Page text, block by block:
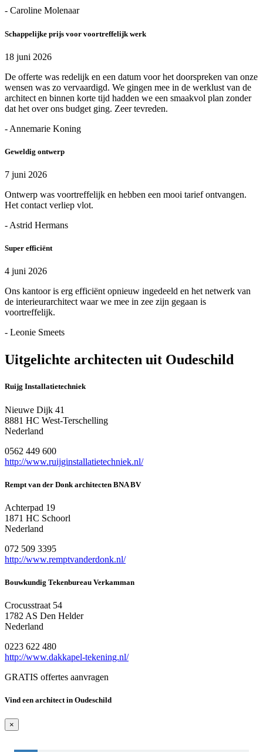
- Caroline Molenaar
Schappelijke prijs voor voortreffelijk werk
18 juni 2026
De offerte was redelijk en een datum voor het doorspreken van onze
wensen was zo vervaardigd. We gingen mee in de werklust van de
architect en binnen korte tijd hadden we een smaakvol plan zonder
dat het over ons budget ging. Zeer tevreden.
- Annemarie Koning
Geweldig ontwerp
7 juni 2026
Ontwerp was voortreffelijk en hebben een mooi tarief ontvangen.
Het contact verliep vlot.
- Astrid Hermans
Super efficiënt
4 juni 2026
Ons kantoor is erg efficiënt opnieuw ingedeeld en het netwerk van
de interieurarchitect waar we mee in zee zijn gegaan is
voortreffelijk.
- Leonie Smeets
Uitgelichte architecten uit Oudeschild
Ruijg Installatietechniek
Nieuwe Dijk 41
8881 HC West-Terschelling
Nederland
0562 449 600
http://www.ruijginstallatietechniek.nl/
Rempt van der Donk architecten BNA BV
Achterpad 19
1871 HC Schoorl
Nederland
072 509 3395
http://www.remptvanderdonk.nl/
Bouwkundig Tekenbureau Verkamman
Crocusstraat 54
1782 AS Den Helder
Nederland
0223 622 480
http://www.dakkapel-tekening.nl/
GRATIS offertes aanvragen
Vind een architect in Oudeschild
×